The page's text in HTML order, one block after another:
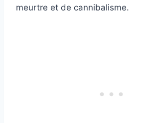
meurtre et de cannibalisme.